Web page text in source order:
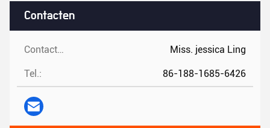
Contacten
Contacten: Miss. jessica Ling
Tel.: 86-188-1685-6426